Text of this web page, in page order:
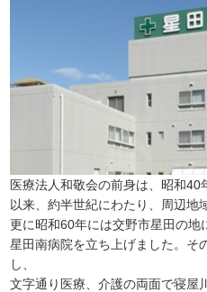
医療法人和敬会の前身は、昭和40
以来、約半世紀にわたり、周辺地
更に昭和60年には交野市星田の地
星田南病院を立ち上げました。そ
し、
文字通り医療、介護の両面で寝屋